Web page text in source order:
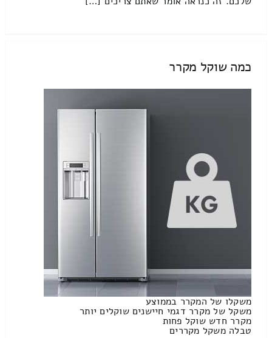
כמה שוקל מקרר
משקלו של המקרר בממוצע
משקל של מקרר דגמי חיישנים שוקלים יותר
מקרר חדש שוקל פחות
טבלה משקל מקררים